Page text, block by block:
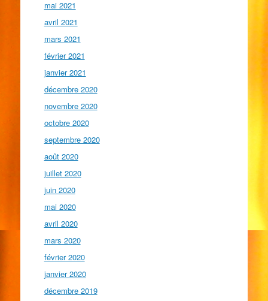
mai 2021
avril 2021
mars 2021
février 2021
janvier 2021
décembre 2020
novembre 2020
octobre 2020
septembre 2020
août 2020
juillet 2020
juin 2020
mai 2020
avril 2020
mars 2020
février 2020
janvier 2020
décembre 2019